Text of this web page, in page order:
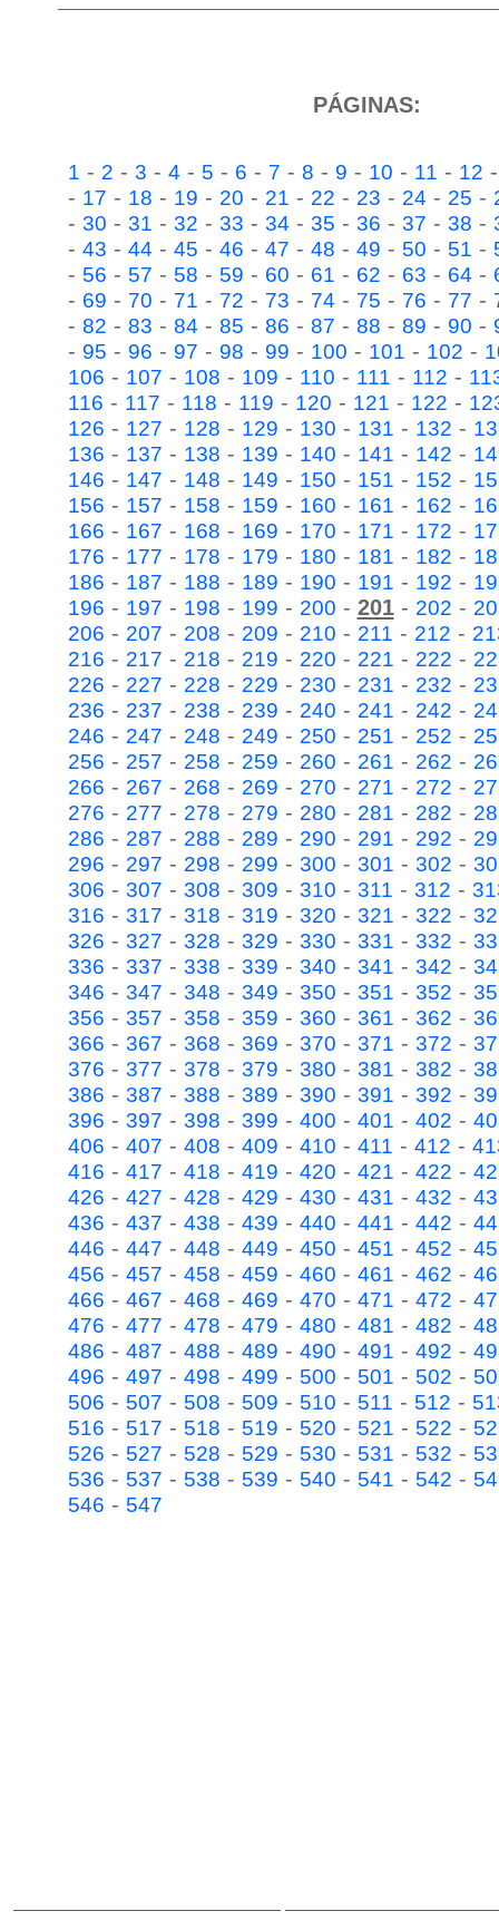
PÁGINAS:
1 - 2 - 3 - 4 - 5 - 6 - 7 - 8 - 9 - 10 - 11 - 12
- 17 - 18 - 19 - 20 - 21 - 22 - 23 - 24 - 25 -
- 30 - 31 - 32 - 33 - 34 - 35 - 36 - 37 - 38 -
- 43 - 44 - 45 - 46 - 47 - 48 - 49 - 50 - 51 -
- 56 - 57 - 58 - 59 - 60 - 61 - 62 - 63 - 64 -
- 69 - 70 - 71 - 72 - 73 - 74 - 75 - 76 - 77 -
- 82 - 83 - 84 - 85 - 86 - 87 - 88 - 89 - 90 -
- 95 - 96 - 97 - 98 - 99 - 100 - 101 - 102 -
106 - 107 - 108 - 109 - 110 - 111 - 112 -
116 - 117 - 118 - 119 - 120 - 121 - 122 -
126 - 127 - 128 - 129 - 130 - 131 - 132 -
136 - 137 - 138 - 139 - 140 - 141 - 142 -
146 - 147 - 148 - 149 - 150 - 151 - 152 -
156 - 157 - 158 - 159 - 160 - 161 - 162 -
166 - 167 - 168 - 169 - 170 - 171 - 172 -
176 - 177 - 178 - 179 - 180 - 181 - 182 -
186 - 187 - 188 - 189 - 190 - 191 - 192 -
196 - 197 - 198 - 199 - 200 - 201- 202 -
206 - 207 - 208 - 209 - 210 - 211 - 212 -
216 - 217 - 218 - 219 - 220 - 221 - 222 -
226 - 227 - 228 - 229 - 230 - 231 - 232 -
236 - 237 - 238 - 239 - 240 - 241 - 242 -
246 - 247 - 248 - 249 - 250 - 251 - 252 -
256 - 257 - 258 - 259 - 260 - 261 - 262 -
266 - 267 - 268 - 269 - 270 - 271 - 272 -
276 - 277 - 278 - 279 - 280 - 281 - 282 -
286 - 287 - 288 - 289 - 290 - 291 - 292 -
296 - 297 - 298 - 299 - 300 - 301 - 302 -
306 - 307 - 308 - 309 - 310 - 311 - 312 -
316 - 317 - 318 - 319 - 320 - 321 - 322 -
326 - 327 - 328 - 329 - 330 - 331 - 332 -
336 - 337 - 338 - 339 - 340 - 341 - 342 -
346 - 347 - 348 - 349 - 350 - 351 - 352 -
356 - 357 - 358 - 359 - 360 - 361 - 362 -
366 - 367 - 368 - 369 - 370 - 371 - 372 -
376 - 377 - 378 - 379 - 380 - 381 - 382 -
386 - 387 - 388 - 389 - 390 - 391 - 392 -
396 - 397 - 398 - 399 - 400 - 401 - 402 -
406 - 407 - 408 - 409 - 410 - 411 - 412 -
416 - 417 - 418 - 419 - 420 - 421 - 422 -
426 - 427 - 428 - 429 - 430 - 431 - 432 -
436 - 437 - 438 - 439 - 440 - 441 - 442 -
446 - 447 - 448 - 449 - 450 - 451 - 452 -
456 - 457 - 458 - 459 - 460 - 461 - 462 -
466 - 467 - 468 - 469 - 470 - 471 - 472 -
476 - 477 - 478 - 479 - 480 - 481 - 482 -
486 - 487 - 488 - 489 - 490 - 491 - 492 -
496 - 497 - 498 - 499 - 500 - 501 - 502 -
506 - 507 - 508 - 509 - 510 - 511 - 512 -
516 - 517 - 518 - 519 - 520 - 521 - 522 -
526 - 527 - 528 - 529 - 530 - 531 - 532 -
536 - 537 - 538 - 539 - 540 - 541 - 542 -
546 - 547